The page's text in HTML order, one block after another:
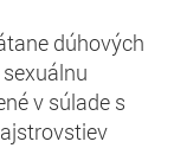
dúhových
v súlade s